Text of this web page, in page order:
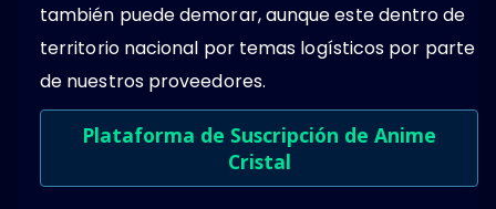
también puede demorar, aunque este dentro de
territorio nacional por temas logísticos por parte
de nuestros proveedores.
Plataforma de Suscripción de Anime
Cristal